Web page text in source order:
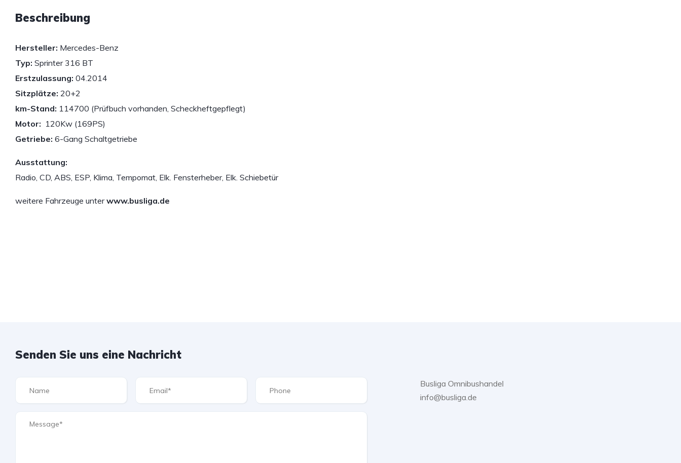
Beschreibung
Hersteller: Mercedes-Benz
Typ: Sprinter 316 BT
Erstzulassung: 04.2014
Sitzplätze: 20+2
km-Stand: 114700 (Prüfbuch vorhanden, Scheckheftgepflegt)
Motor: 120Kw (169PS)
Getriebe: 6-Gang Schaltgetriebe
Ausstattung:
Radio, CD, ABS, ESP, Klima, Tempomat, Elk. Fensterheber, Elk. Schiebetür
weitere Fahrzeuge unterwww.busliga.de
Senden Sie uns eine Nachricht
Busliga Omnibushandel
info@busliga.de